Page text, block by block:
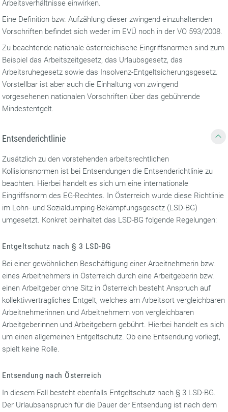
Arbeitsverhältnisse einwirken.
Eine Definition bzw. Aufzählung dieser zwingend einzuhaltenden
Vorschriften befindet sich weder im EVÜ noch in der VO 593/2008.
Zu beachtende nationale österreichische Eingriffsnormen sind zum
Beispiel das Arbeitszeitgesetz, das Urlaubs­gesetz, das
Arbeitsruhegesetz sowie das Insolvenz-Entgeltsicherungsgesetz.
Vorstellbar ist aber auch die Einhaltung von zwingend
vorgesehenen nationalen Vorschriften über das gebührende
Mindestentgelt.
Entsenderichtlinie
Zusätzlich zu den vorstehenden arbeits­rechtlichen
Kollisionsnormen ist bei Entsendungen die Entsenderichtlinie zu
beachten. Hierbei handelt es sich um eine internationale
Eingriffsnorm des EG-Rechtes. In Österreich wurde diese Richtlinie
im Lohn- und Sozialdumping-Bekämpfungsgesetz (LSD-BG)
umgesetzt. Konkret beinhaltet das LSD-BG folgende Regelungen:
Entgeltschutz nach § 3 LSD-BG
Bei einer gewöhnlichen Beschäftigung einer Arbeitnehmerin bzw.
eines Arbeitnehmers in Österreich durch eine Arbeitgeberin bzw.
einen Arbeitgeber ohne Sitz in Österreich besteht Anspruch auf
kollektivvertragliches Entgelt, welches am Arbeitsort vergleichbaren
Arbeitnehmerinnen und Arbeitnehmern von vergleichbaren
Arbeitgeberinnen und Arbeit­gebern gebührt. Hierbei handelt es sich
um einen allgemeinen Entgeltschutz. Ob eine Entsendung vorliegt,
spielt keine Rolle.
Entsendung nach Österreich
In diesem Fall besteht ebenfalls Entgeltschutz nach § 3 LSD-BG.
Der Urlaubsanspruch für die Dauer der Entsendung ist nach dem